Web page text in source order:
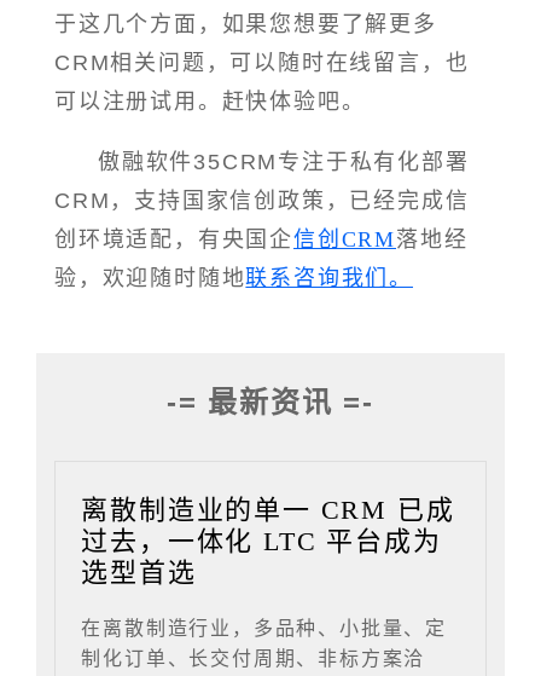
于这几个方面，如果您想要了解更多
CRM相关问题，可以随时在线留言，也
可以注册试用。赶快体验吧。
傲融软件35CRM专注于私有化部署
CRM，支持国家信创政策，已经完成信
创环境适配，有央国企信创CRM落地经
验，欢迎随时随地联系咨询我们。
-= 最新资讯 =-
离散制造业的单一 CRM 已成
过去，一体化 LTC 平台成为
选型首选
在离散制造行业，多品种、小批量、定
制化订单、长交付周期、非标方案洽